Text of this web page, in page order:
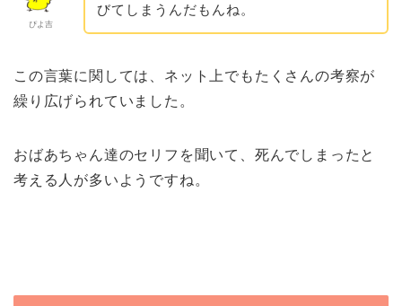
ぴよ吉
びてしまうんだもんね。
この言葉に関しては、ネット上でもたくさんの考察が
繰り広げられていました。
おばあちゃん達のセリフを聞いて、死んでしまったと
考える人が多いようですね。